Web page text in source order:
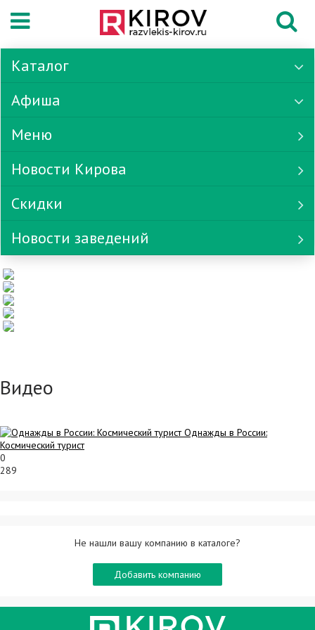
Каталог
Афиша
Меню
Новости Кирова
Скидки
Новости заведений
Видео
Однажды в России:
Космический турист
0
289
Не нашли вашу компанию в каталоге?
Добавить компанию